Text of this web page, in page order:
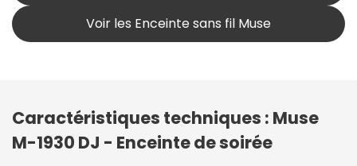
Voir les Enceinte sans fil Muse
Caractéristiques techniques : Muse
M-1930 DJ - Enceinte de soirée